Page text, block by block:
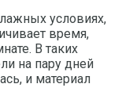
условиях,
время,
В таких
на пару дней
и материал